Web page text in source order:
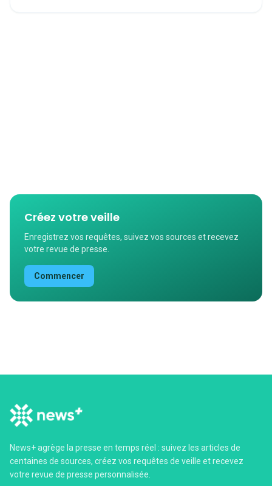
Créez votre veille
Enregistrez vos requêtes, suivez vos sources et recevez
votre revue de presse.
Commencer
News+ agrège la presse en temps réel : suivez les articles de
centaines de sources, créez vos requêtes de veille et recevez
votre revue de presse personnalisée.